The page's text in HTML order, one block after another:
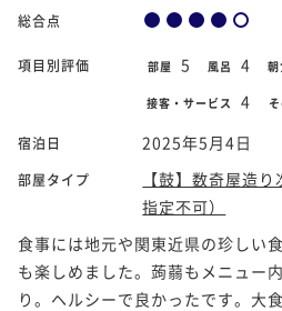
総合点
項目別評価 部屋 5 風呂 4 朝
接客・サービス 4
宿泊日 2025年5月4日
部屋タイプ
【鼓】数奇屋造
指定不可）
食事には地元や関東近県の珍しい
も楽しめました。蒟蒻もメニュー
り。ヘルシーで良かったです。大